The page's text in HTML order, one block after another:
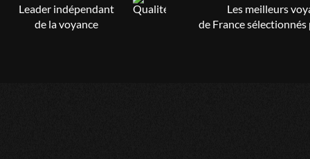
Leader indépendant
de la voyance
Les meilleurs
de France